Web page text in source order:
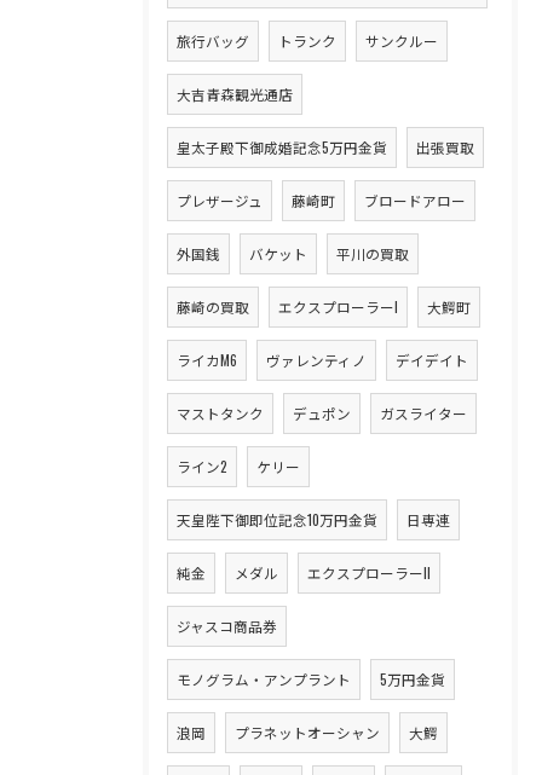
旅行バッグ トランク サンクルー
大吉青森観光通店
皇太子殿下御成婚記念5万円金貨 出張買取
プレザージュ 藤崎町 ブロードアロー
外国銭 バケット 平川の買取
藤崎の買取 エクスプローラーI 大鰐町
ライカM6 ヴァレンティノ デイデイト
マストタンク デュポン ガスライター
ライン2 ケリー
天皇陛下御即位記念10万円金貨 日専連
純金 メダル エクスプローラーII
ジャスコ商品券
モノグラム・アンプラント 5万円金貨
浪岡 プラネットオーシャン 大鰐